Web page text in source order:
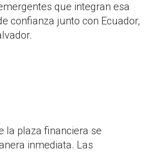
que integran esa
confianza junto con Ecuador,
la plaza financiera se
inmediata. Las